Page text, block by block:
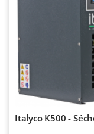
Italyco K500 -